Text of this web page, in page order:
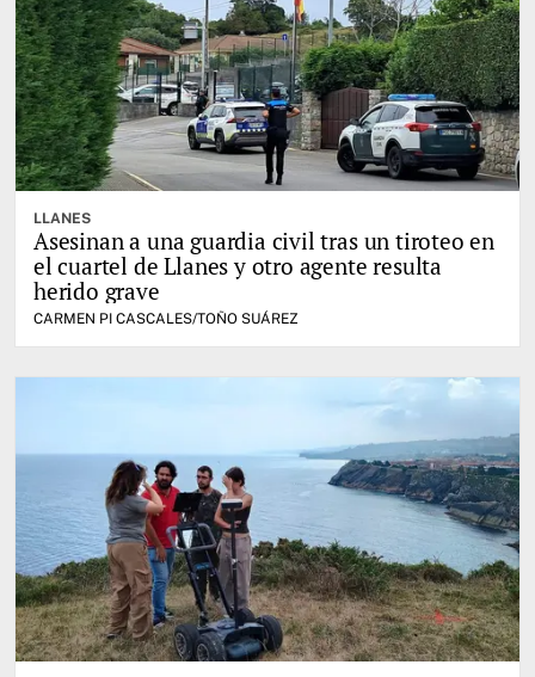
LLANES
Asesinan a una guardia civil tras un tiroteo en
el cuartel de Llanes y otro agente resulta
herido grave
CARMEN PI CASCALES/TOÑO SUÁREZ